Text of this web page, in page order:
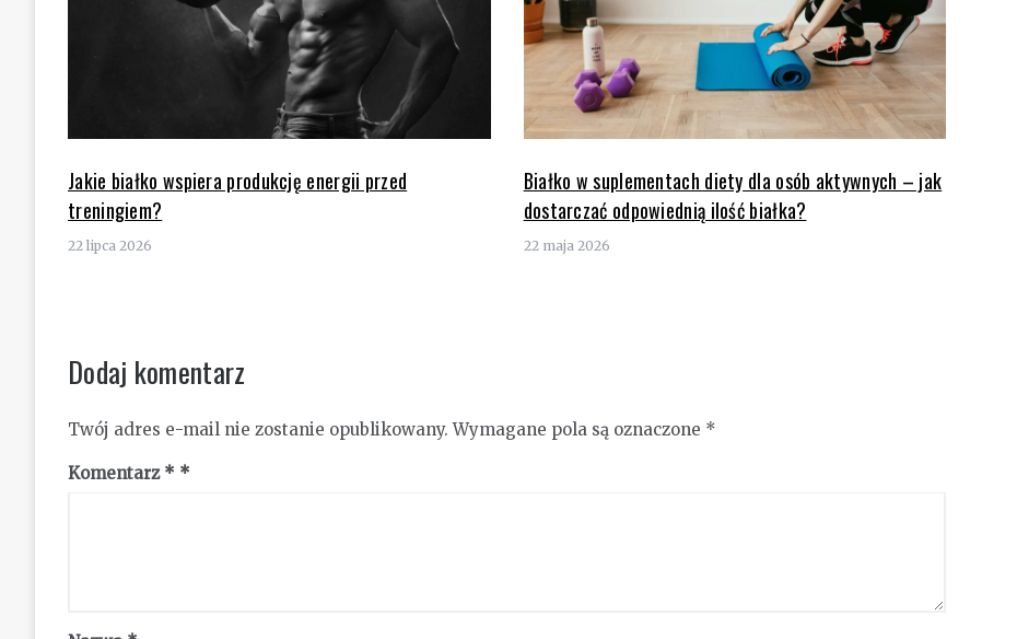
Jakie białko wspiera produkcję energii przed
treningiem?
22 lipca 2026
Białko w suplementach diety dla osób aktywnych – jak
dostarczać odpowiednią ilość białka?
22 maja 2026
Dodaj komentarz
Twój adres e-mail nie zostanie opublikowany. Wymagane pola są oznaczone *
Komentarz *